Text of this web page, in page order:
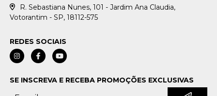
R. Sebastiana Nunes, 101 - Jardim Ana Claudia,
Votorantim - SP, 18112-575
REDES SOCIAIS
SE INSCREVA E RECEBA PROMOÇÕES EXCLUSIVAS